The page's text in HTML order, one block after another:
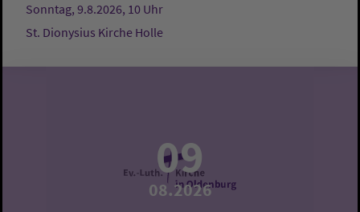
Sonntag, 9.8.2026, 10 Uhr
St. Dionysius Kirche Holle
09
08.2026